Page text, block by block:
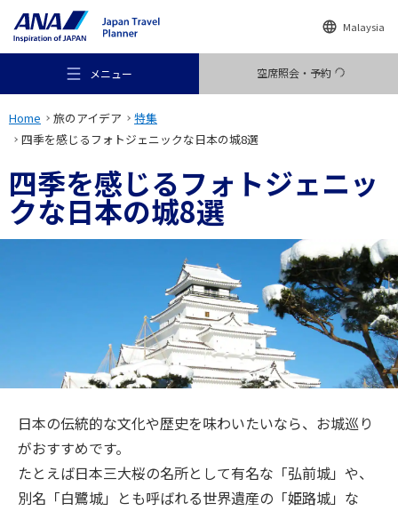
Malaysia
メニュー 空席照会・予約
おすすめの旅
ANA サービス
Home 旅のアイデア
特集
四季を感じるフォトジェニックな日本の城8選
四季を感じるフォトジェニッ
クな日本の城8選
日本の伝統的な文化や歴史を味わいたいなら、お城巡り
がおすすめです。
たとえば日本三大桜の名所として有名な「弘前城」や、
別名「白鷺城」とも呼ばれる世界遺産の「姫路城」な